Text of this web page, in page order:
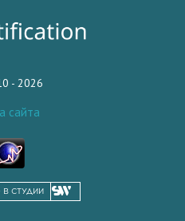
- 2026
сайта
В СТУДИИ